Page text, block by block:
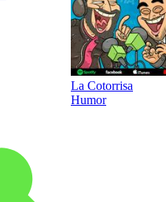
La Cotorrisa
Humor